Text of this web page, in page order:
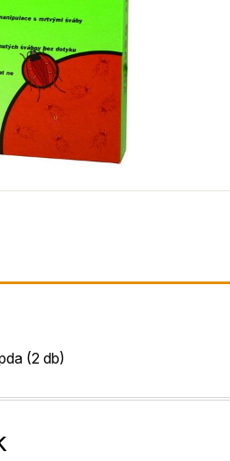
(2 db)